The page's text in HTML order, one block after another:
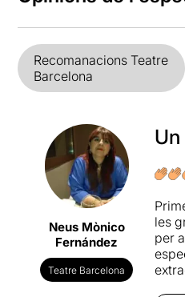
Recomanacions Teatre
Barcelona
Neus Mònico
Fernández
Teatre Barcelona
les
per